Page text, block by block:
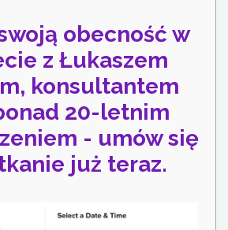
obecność w
z Łukaszem
konsultantem
20-letnim
- umów się
już teraz.